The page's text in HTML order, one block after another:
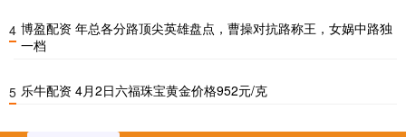
4 博盈配资 年总各分路顶尖英雄盘点，曹操对抗路称王，女娲中路独
一档
5 乐牛配资 4月2日六福珠宝黄金价格952元/克